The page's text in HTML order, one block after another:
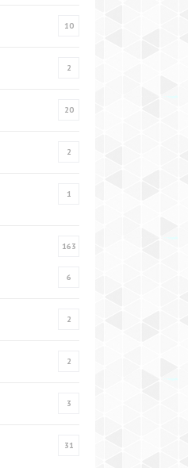
10
2
20
2
1
163
6
2
2
3
31